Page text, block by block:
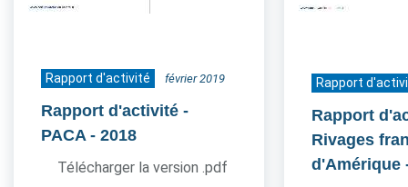
Rapport d'activité février 2019
Rapport d'activité -
PACA - 2018
Télécharger la version .pdf
Rapport
Rapport
Rivages
d'Amérique